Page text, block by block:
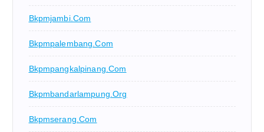
Bkpmjambi.com
Bkpmpalembang.com
Bkpmpangkalpinang.com
Bkpmbandarlampung.org
Bkpmserang.com